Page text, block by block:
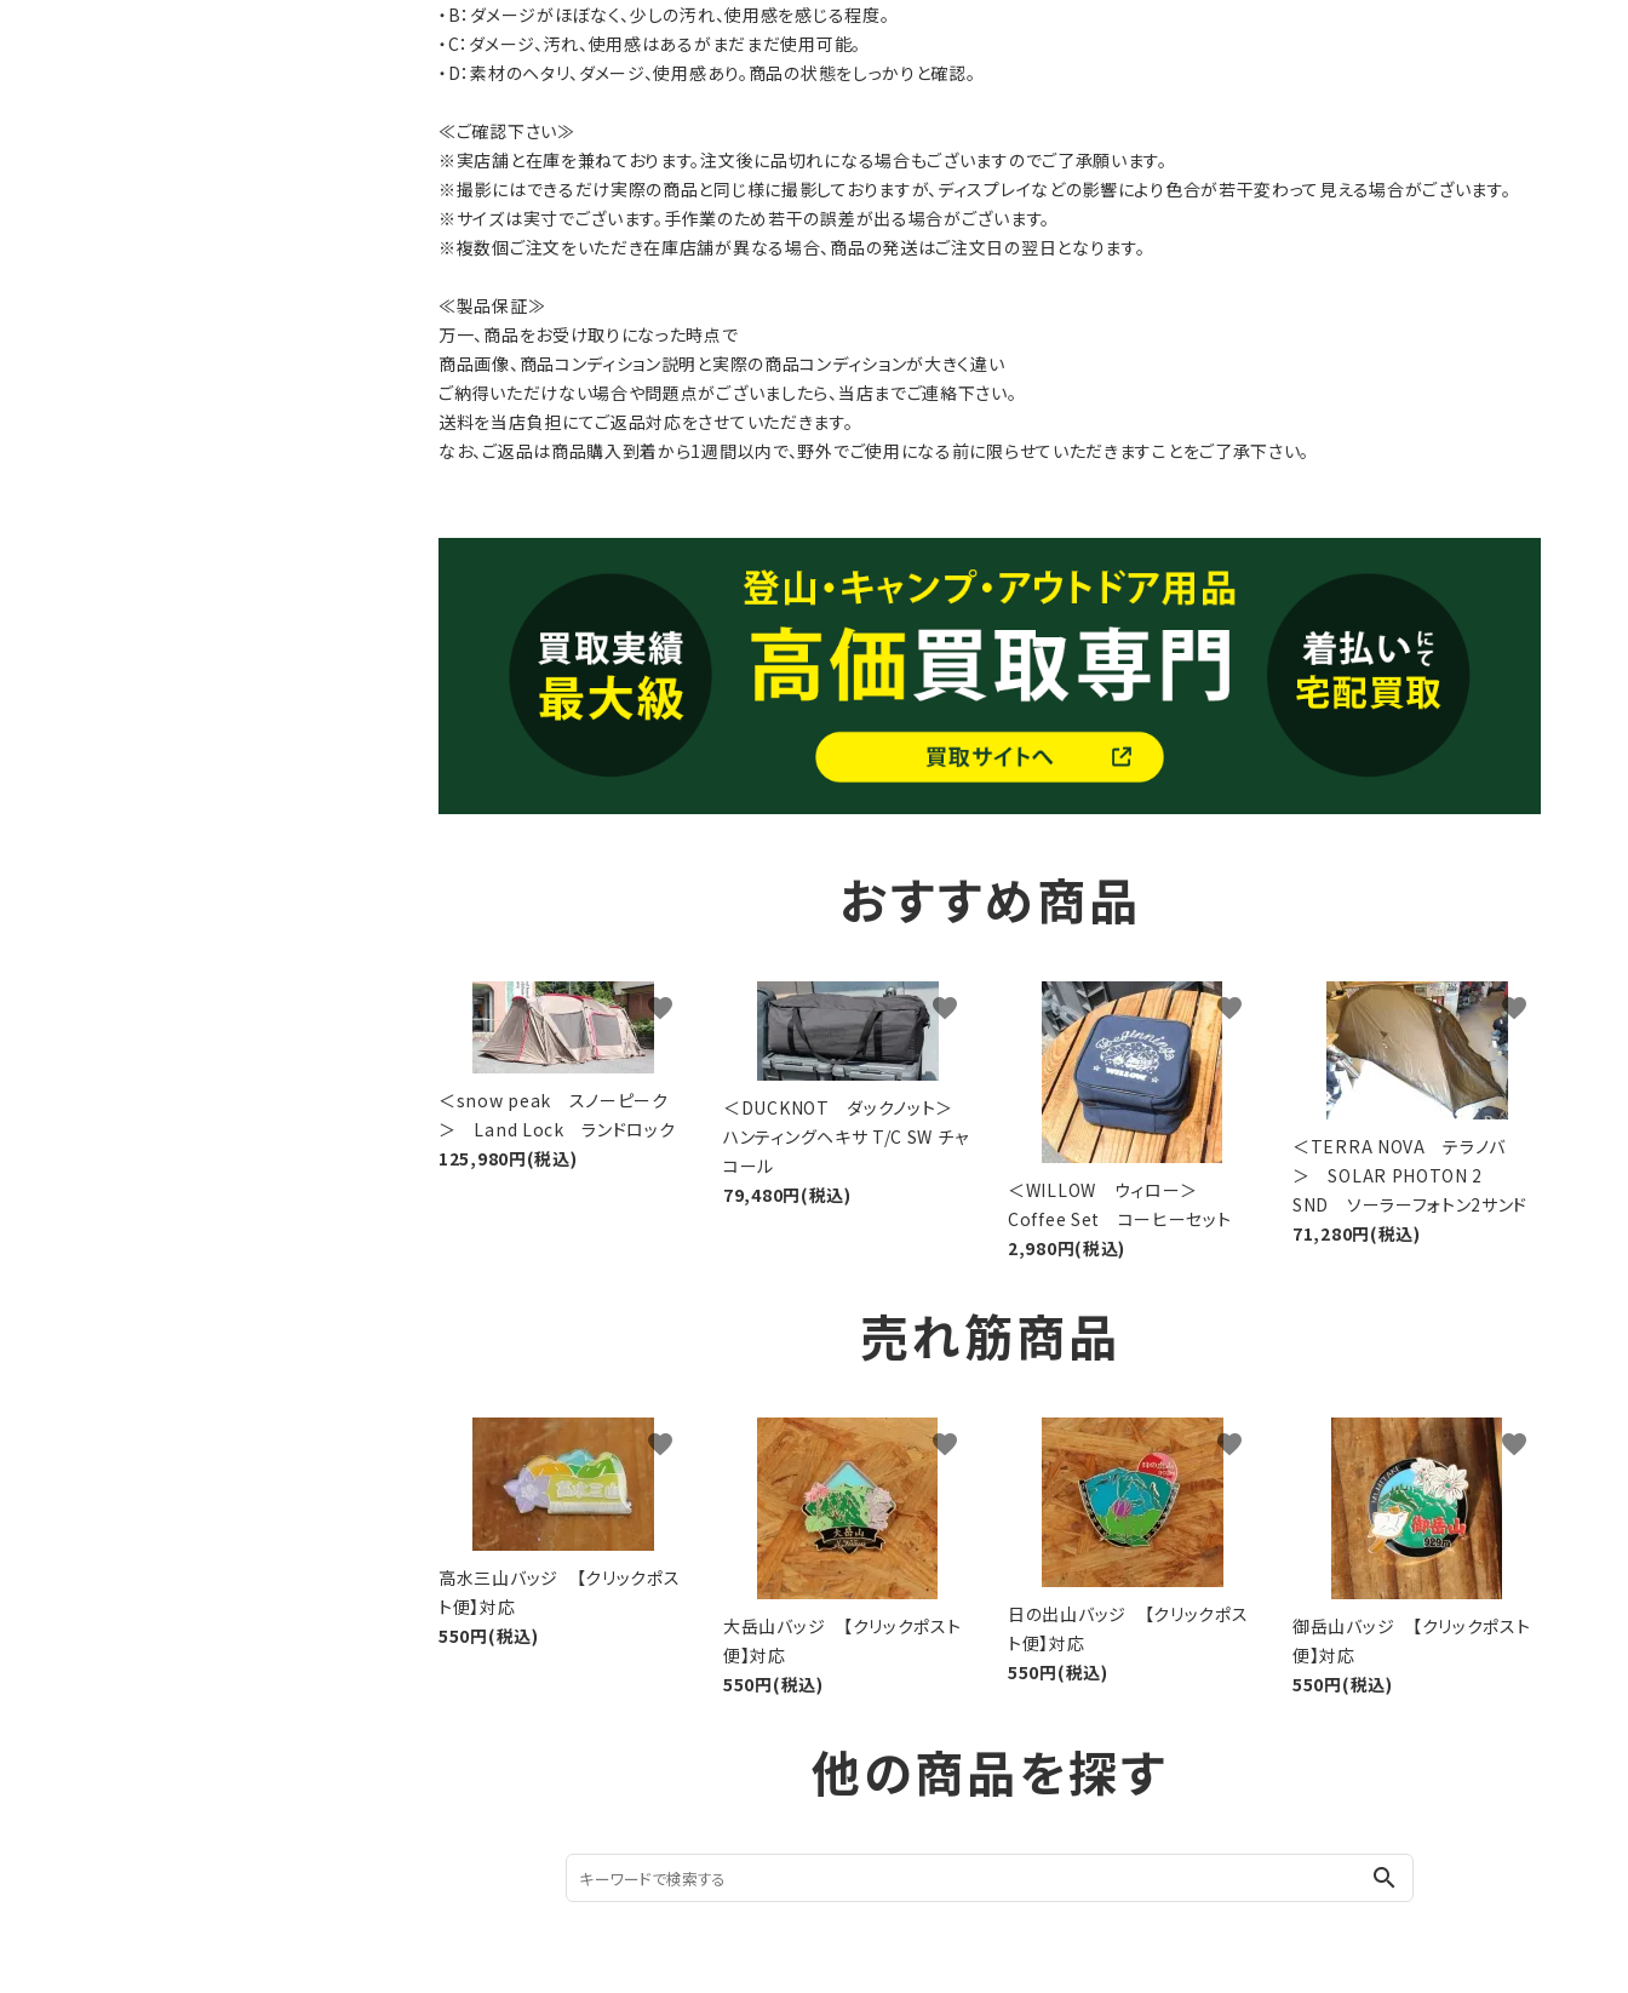
・B：ダメージがほぼなく、少しの汚れ、使用感を感じる程度。
・C：ダメージ、汚れ、使用感はあるがまだまだ使用可能。
・D：素材のヘタリ、ダメージ、使用感あり。商品の状態をしっかりと確認。
≪ご確認下さい≫
※実店舗と在庫を兼ねております。注文後に品切れになる場合もございますのでご了承願います。
※撮影にはできるだけ実際の商品と同じ様に撮影しておりますが、ディスプレイなどの影響により色合が若干変わって見える場合がございます。
※サイズは実寸でございます。手作業のため若干の誤差が出る場合がございます。
※複数個ご注文をいただき在庫店舗が異なる場合、商品の発送はご注文日の翌日となります。
≪製品保証≫
万一、商品をお受け取りになった時点で
商品画像、商品コンディション説明と実際の商品コンディションが大きく違い
ご納得いただけない場合や問題点がございましたら、当店までご連絡下さい。
送料を当店負担にてご返品対応をさせていただきます。
なお、ご返品は商品購入到着から1週間以内で、野外でご使用になる前に限らせていただきますことをご了承下さい。
おすすめ商品
＜snow peak スノーピーク
＞ Land Lock ランドロック
125,980円(税込)
favorite
＜DUCKNOT ダックノット＞
ハンティングヘキサ T/C SW チャ
コール
79,480円(税込)
favorite
＜WILLOW ウィロー＞
Coffee Set コーヒーセット
2,980円(税込)
favorite
＜TERRA NOVA テラノバ
＞ SOLAR PHOTON 2
SND ソーラーフォトン2サンド
71,280円(税込)
favorite
売れ筋商品
高水三山バッジ 【クリックポス
ト便】対応
550円(税込)
favorite
大岳山バッジ 【クリックポスト
便】対応
550円(税込)
favorite
日の出山バッジ 【クリックポス
ト便】対応
550円(税込)
favorite
御岳山バッジ 【クリックポスト
便】対応
550円(税込)
favorite
他の商品を探す
search